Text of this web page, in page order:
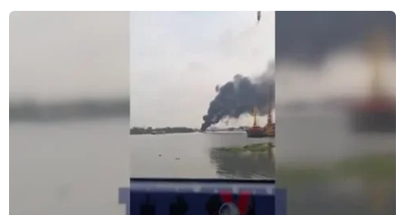
WeWork sẽ mở thêm hai không gian làm
Một phát ngôn viên của công ty cho biết, hai địa điểm
làm việc chung mới của WeWork sẽ được đặt ở Thành